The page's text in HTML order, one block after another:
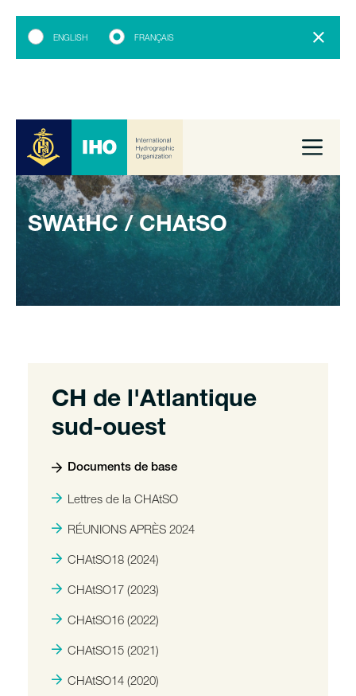
ENGLISH FRANÇAIS
SWAtHC / CHAtSO
CH de l'Atlantique
sud-ouest
Documents de base
Lettres de la CHAtSO
RÉUNIONS APRÈS 2024
CHAtSO18 (2024)
CHAtSO17 (2023)
CHAtSO16 (2022)
CHAtSO15 (2021)
CHAtSO14 (2020)